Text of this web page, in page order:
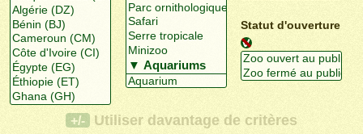
Statut d'ouverture
+/- Utiliser davantage de critères